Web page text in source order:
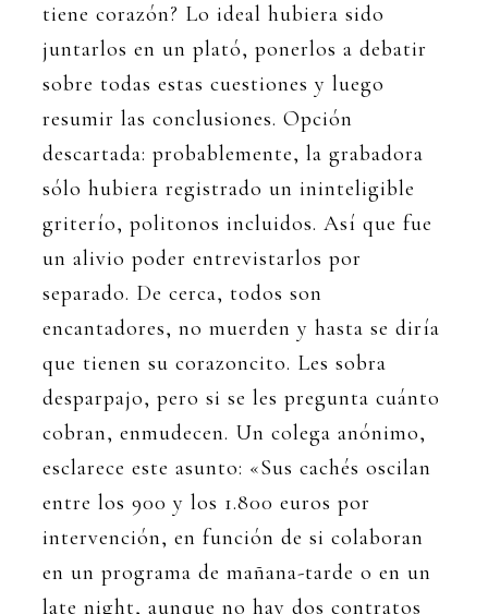
tiene corazón? Lo ideal hubiera sido
juntarlos en un plató, ponerlos a debatir
sobre todas estas cuestiones y luego
resumir las conclusiones. Opción
descartada: probablemente, la grabadora
sólo hubiera registrado un ininteligible
griterío, politonos incluidos. Así que fue
un alivio poder entrevistarlos por
separado. De cerca, todos son
encantadores, no muerden y hasta se diría
que tienen su corazoncito. Les sobra
desparpajo, pero si se les pregunta cuánto
cobran, enmudecen. Un colega anónimo,
esclarece este asunto: «Sus cachés oscilan
entre los 900 y los 1.800 euros por
intervención, en función de si colaboran
en un programa de mañana-tarde o en un
late night, aunque no hay dos contratos